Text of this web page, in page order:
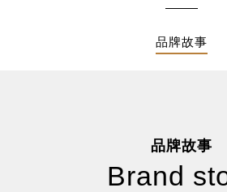
品牌故事
品牌故事
Brand